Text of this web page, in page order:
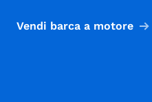
Vendi barca a motore